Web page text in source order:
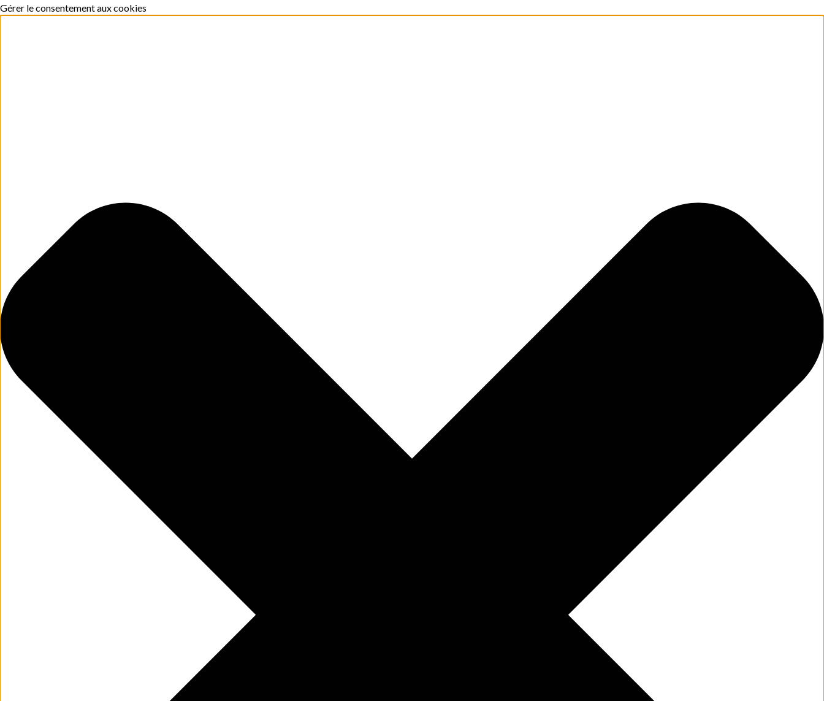
Gérer le consentement aux cookies